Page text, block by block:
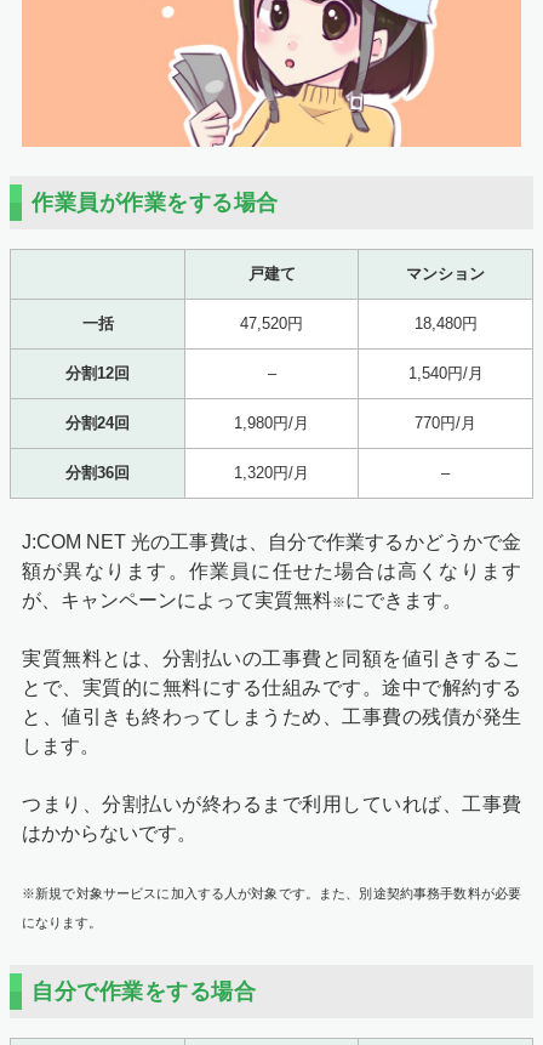
作業員が作業をする場合
戸建て マンション
一括 47,520円 18,480円
分割12回 – 1,540円/月
分割24回 1,980円/月 770円/月
分割36回 1,320円/月 –
J:COM NET 光の工事費は、自分で作業するかどうかで金
額が異なります。作業員に任せた場合は高くなります
が、キャンペーンによって実質無料※にできます。
実質無料とは、分割払いの工事費と同額を値引きするこ
とで、実質的に無料にする仕組みです。途中で解約する
と、値引きも終わってしまうため、工事費の残債が発生
します。
つまり、分割払いが終わるまで利用していれば、工事費
はかからないです。
※新規で対象サービスに加入する人が対象です。また、別途契約事務手数料が必要
になります。
自分で作業をする場合